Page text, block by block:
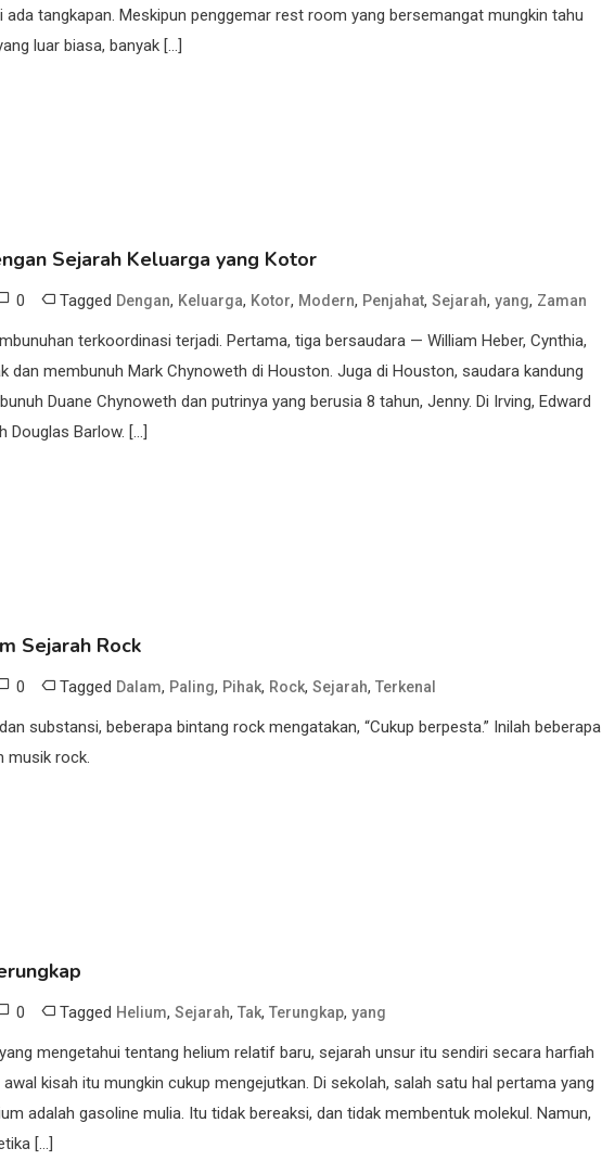
ada tangkapan. Meskipun penggemar rest room yang bersemangat mungkin tahu
luar biasa, banyak […]
Sejarah Keluarga yang Kotor
0 Tagged Dengan, Keluarga, Kotor, Modern, Penjahat, Sejarah, yang, Zaman
terkoordinasi terjadi. Pertama, tiga bersaudara — William Heber, Cynthia,
dan membunuh Mark Chynoweth di Houston. Juga di Houston, saudara kandung
Duane Chynoweth dan putrinya yang berusia 8 tahun, Jenny. Di Irving, Edward
Douglas Barlow. […]
Sejarah Rock
0 Tagged Dalam, Paling, Pihak, Rock, Sejarah, Terkenal
substansi, beberapa bintang rock mengatakan, “Cukup berpesta.” Inilah beberapa
musik rock.
0 Tagged Helium, Sejarah, Tak, Terungkap, yang
mengetahui tentang helium relatif baru, sejarah unsur itu sendiri secara harfiah
kisah itu mungkin cukup mengejutkan. Di sekolah, salah satu hal pertama yang
adalah gasoline mulia. Itu tidak bereaksi, dan tidak membentuk molekul. Namun,
[…]